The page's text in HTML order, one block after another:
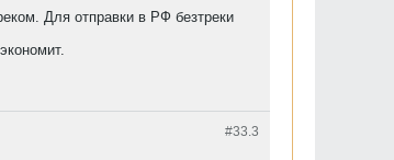
Для отправки в РФ безтреки
#33.3